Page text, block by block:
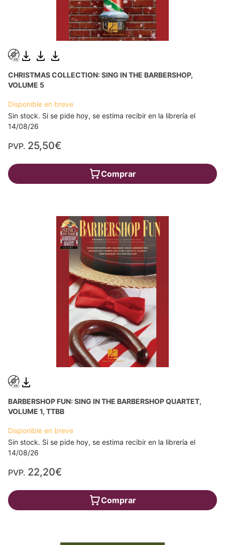
CHRISTMAS COLLECTION: SING IN THE BARBERSHOP,
VOLUME 5
Disponible en breve
Sin stock. Si se pide hoy, se estima recibir en la librería el
14/08/26
PVP. 25,50€
Comprar
BARBERSHOP FUN: SING IN THE BARBERSHOP QUARTET,
VOLUME 1, TTBB
Disponible en breve
Sin stock. Si se pide hoy, se estima recibir en la librería el
14/08/26
PVP. 22,20€
Comprar